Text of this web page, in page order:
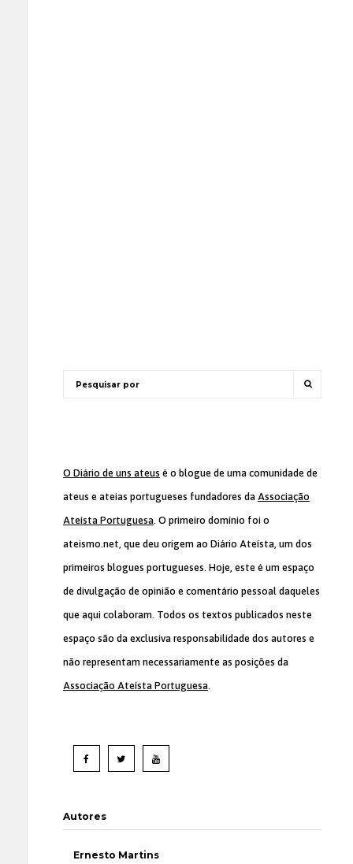
O Diário de uns ateus é o blogue de uma comunidade de
ateus e ateias portugueses fundadores da Associação
Ateísta Portuguesa. O primeiro domínio foi o
ateismo.net, que deu origem ao Diário Ateísta, um dos
primeiros blogues portugueses. Hoje, este é um espaço
de divulgação de opinião e comentário pessoal daqueles
que aqui colaboram. Todos os textos publicados neste
espaço são da exclusiva responsabilidade dos autores e
não representam necessariamente as posições da
Associação Ateísta Portuguesa.
Autores
Ernesto Martins